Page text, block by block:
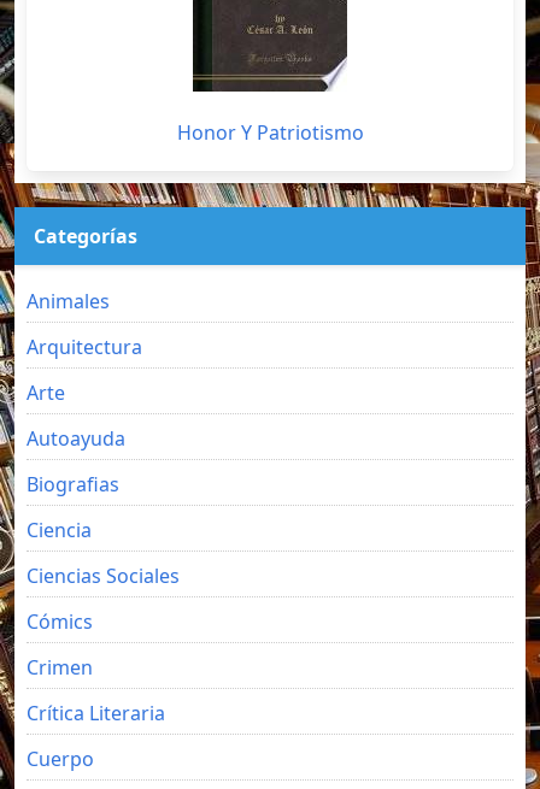
Honor Y Patriotismo
Categorías
Animales
Arquitectura
Arte
Autoayuda
Biografias
Ciencia
Ciencias Sociales
Cómics
Crimen
Crítica Literaria
Cuerpo